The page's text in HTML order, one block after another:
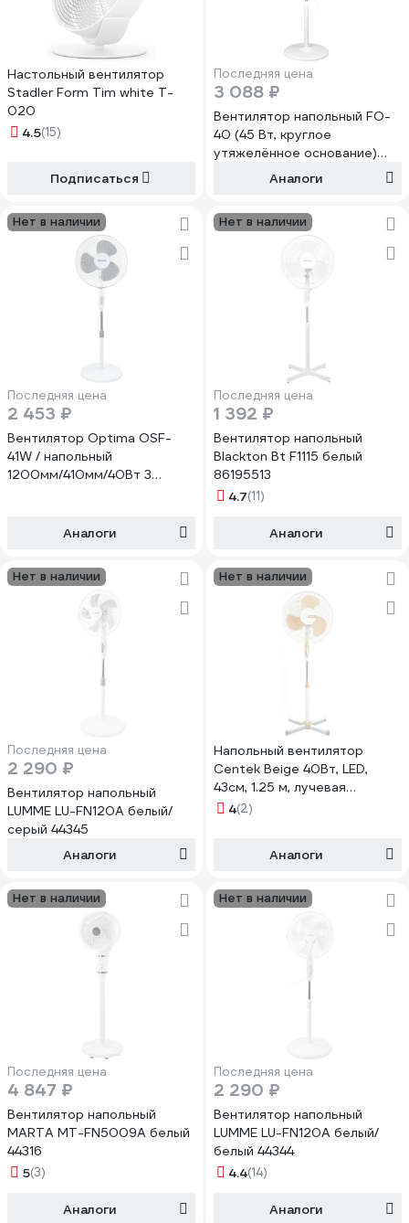
Настольный вентилятор
Stadler Form Tim white T-
020
4.5(15)
Подписаться
Последняя цена
3 088 ₽
Вентилятор напольный FO-
40 (45 Вт, круглое
утяжелённое основание)
SKIPER 00-00027312
Аналоги
Нет в наличии
Последняя цена
2 453 ₽
Вентилятор Optima OSF-
41W / напольный
1200мм/410мм/40Вт 3
Аналоги
Нет в наличии
Последняя цена
1 392 ₽
Вентилятор напольный
Blackton Bt F1115 белый
86195513
4.7(11)
Аналоги
Нет в наличии
Последняя цена
2 290 ₽
Вентилятор напольный
LUMME LU-FN120A белый/
серый 44345
Аналоги
Нет в наличии
Напольный вентилятор
Centek Beige 40Вт, LED,
43см, 1.25 м, лучевая
решетка CT-5004 BEIGE
4(2)
Аналоги
Нет в наличии
Последняя цена
4 847 ₽
Вентилятор напольный
MARTA MT-FN5009A белый
44316
5(3)
Аналоги
Нет в наличии
Последняя цена
2 290 ₽
Вентилятор напольный
LUMME LU-FN120A белый/
белый 44344
4.4(14)
Аналоги